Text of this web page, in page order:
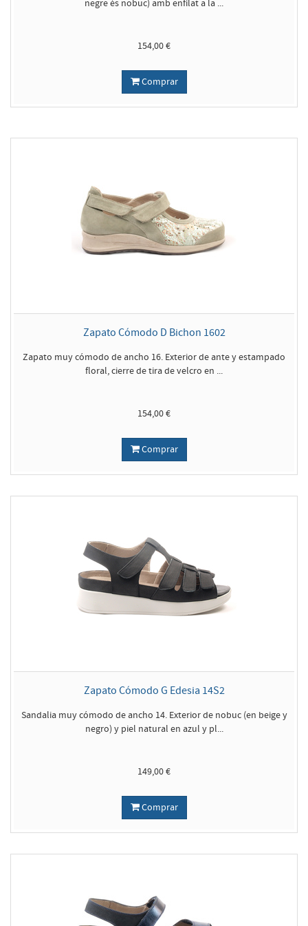
negre és nobuc) amb enfilat a la ...
154,00 €
Comprar
Zapato Cómodo D Bichon 1602
Zapato muy cómodo de ancho 16. Exterior de ante y estampado
floral, cierre de tira de velcro en ...
154,00 €
Comprar
Zapato Cómodo G Edesia 14S2
Sandalia muy cómodo de ancho 14. Exterior de nobuc (en beige y
negro) y piel natural en azul y pl...
149,00 €
Comprar